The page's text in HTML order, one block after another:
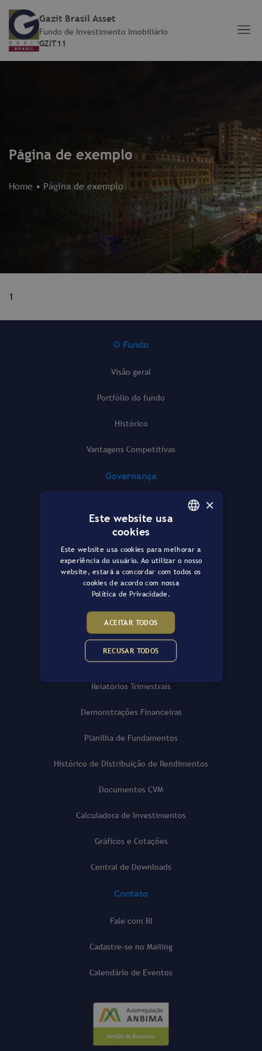
Gazit Brasil Asset
Fundo de Investimento Imobiliário
GZIT11
Página de exemplo
Home • Página de exemplo
1
O Fundo
Visão geral
Portfólio do fundo
Histórico
Vantagens Competitivas
Governança
Comunicados e Fatos Relevantes
Regulamento do Fundo
Políticas da Gazit Asset
Informações RI
Relatórios Mensais
Relatórios Trimestrais
Demonstrações Financeiras
Planilha de Fundamentos
Histórico de Distribuição de Rendimentos
Documentos CVM
Calculadora de Investimentos
Gráficos e Cotações
Central de Downloads
Contato
Fale com RI
Cadastre-se no Mailing
Calendário de Eventos
×
Este website usa
cookies
Este website usa cookies para melhorar a
experiência do usuário. Ao utilizar o nosso
website, estará a concordar com todos os
cookies de acordo com nossa
Política de Privacidade.
ACEITAR TODOS
RECUSAR TODOS